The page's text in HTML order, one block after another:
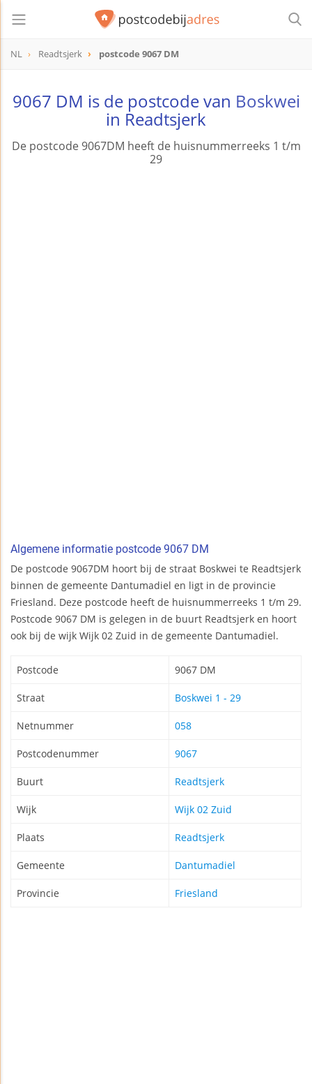
NL Readtsjerk postcode 9067 DM
9067 DM is de postcode van Boskwei
in Readtsjerk
De postcode 9067DM heeft de huisnummerreeks 1 t/m
29
Algemene informatie postcode 9067 DM
De postcode 9067DM hoort bij de straat Boskwei te Readtsjerk
binnen de gemeente Dantumadiel en ligt in de provincie
Friesland. Deze postcode heeft de huisnummerreeks 1 t/m 29.
Postcode 9067 DM is gelegen in de buurt Readtsjerk en hoort
ook bij de wijk Wijk 02 Zuid in de gemeente Dantumadiel.
Postcode 9067 DM
Straat Boskwei 1 - 29
Netnummer 058
Postcodenummer 9067
Buurt Readtsjerk
Wijk Wijk 02 Zuid
Plaats Readtsjerk
Gemeente Dantumadiel
Provincie Friesland